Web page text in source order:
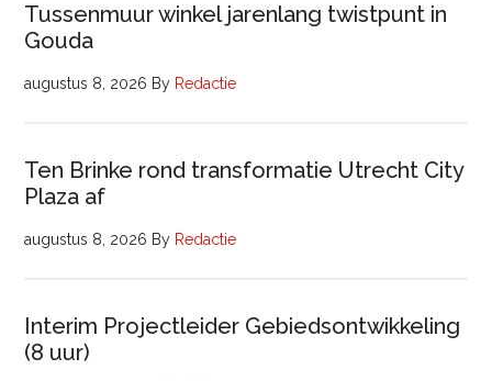
Tussenmuur winkel jarenlang twistpunt in
Gouda
augustus 8, 2026 By Redactie
Ten Brinke rond transformatie Utrecht City
Plaza af
augustus 8, 2026 By Redactie
Interim Projectleider Gebiedsontwikkeling
(8 uur)